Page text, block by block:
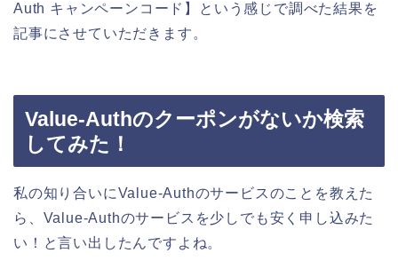
Auth キャンペーンコード】という感じで調べた結果を
記事にさせていただきます。
Value-Authのクーポンがないか検索
してみた！
私の知り合いにValue-Authのサービスのことを教えた
ら、Value-Authのサービスを少しでも安く申し込みた
い！と言い出したんですよね。